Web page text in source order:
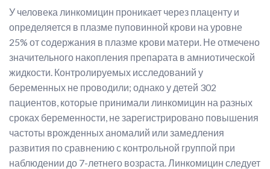
У человека линкомицин проникает через плаценту и
определяется в плазме пуповинной крови на уровне
25% от содержания в плазме крови матери. Не отмечено
значительного накопления препарата в амниотической
жидкости. Контролируемых исследований у
беременных не проводили; однако у детей 302
пациентов, которые принимали линкомицин на разных
сроках беременности, не зарегистрировано повышения
частоты врожденных аномалий или замедления
развития по сравнению с контрольной группой при
наблюдении до 7-летнего возраста. Линкомицин следует